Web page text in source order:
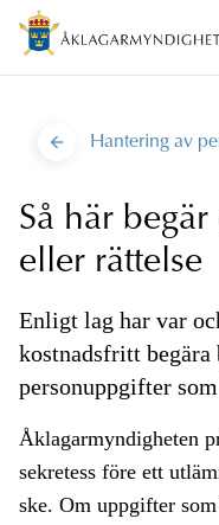
Hantering av
Så här
eller rättelse
Enligt lag har var
kostnadsfritt begära
personuppgifter
Åklagarmyndigheten
sekretess före ett
ske. Om uppgifter